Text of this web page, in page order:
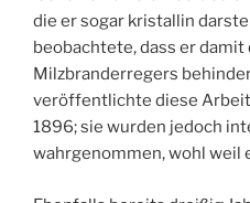
die er sogar kristallin
beobachtete, dass er damit
Milzbranderregers
veröffentlichte diese
1896; sie wurden jedoch
wahrgenommen, wohl weil